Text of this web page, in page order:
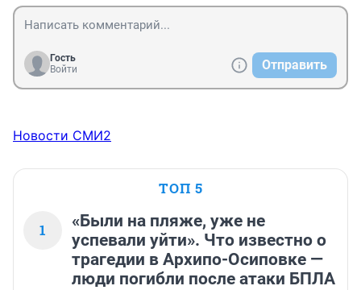
Гость
Войти
Отправить
Новости СМИ2
ТОП 5
1
«Были на пляже, уже не
успевали уйти». Что известно о
трагедии в Архипо-Осиповке —
люди погибли после атаки БПЛА